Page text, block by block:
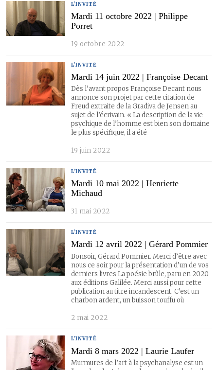
L'INVITÉ
Mardi 11 octobre 2022 | Philippe
Porret
19 octobre 2022
L'INVITÉ
Mardi 14 juin 2022 | Françoise Decant
Dès l’avant propos Françoise Decant nous
annonce son projet par cette citation de
Freud extraite de la Gradiva de Jensen au
sujet de l’écrivain. « La description de la vie
psychique de l’homme est bien son domaine
le plus spécifique, il a été
19 juin 2022
L'INVITÉ
Mardi 10 mai 2022 | Henriette
Michaud
31 mai 2022
L'INVITÉ
Mardi 12 avril 2022 | Gérard Pommier
Bonsoir, Gérard Pommier. Merci d’être avec
nous ce soir pour la présentation d’un de vos
derniers livres La poésie brûle, paru en 2020
aux éditions Galilée. Merci aussi pour cette
publication au titre incandescent. C’est un
charbon ardent, un buisson touffu où
2 mai 2022
L'INVITÉ
Mardi 8 mars 2022 | Laurie Laufer
Murmures de l’art à la psychanalyse est un